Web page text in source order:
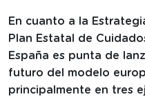
En cuanto a la
Plan Estatal de
España es punta de
futuro del modelo
principalmente en tres